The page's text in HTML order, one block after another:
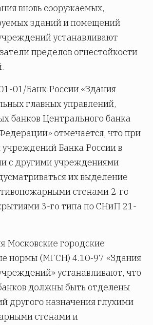
вновь сооружаемых,
зданий и помещений
устанавливают
пределов огнестойкости
01/Банк России «Здания
главных управлений,
банков Центрального банка
отмечается, что при
Банка России в
с другими учреждениями
их выделение
стенами 2-го
3-го типа по СНиП 21-
Московские городские
нормы (МГСН) 4.10-97 «Здания
устанавливают, что
должны быть отделены
другого назначения глухими
стенами и